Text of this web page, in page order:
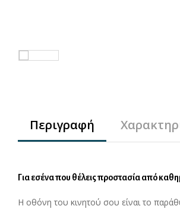
Περιγραφή
Για εσένα που θέλεις προστασία από
Η οθόνη του κινητού σου είναι το